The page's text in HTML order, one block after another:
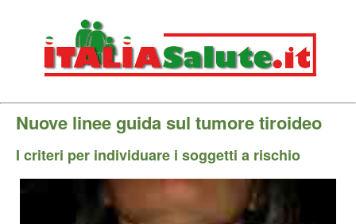
Nuove linee guida sul tumore tiroideo
I criteri per individuare i soggetti a rischio